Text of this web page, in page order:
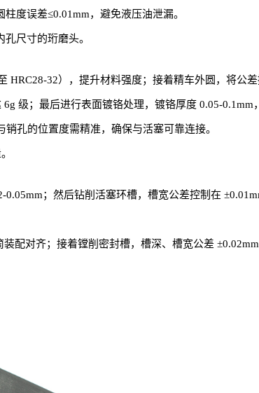
度误差≤0.01mm，避免液压油泄漏。
尺寸的珩磨头。
HRC28-32），提升材料强度；接着精车外圆，将公
级；最后进行表面镀铬处理，镀铬厚度 0.05-0.1mm
孔的位置度需精准，确保与活塞可靠连接。
；然后钻削活塞环槽，槽宽公差控制在
配对齐；接着镗削密封槽，槽深、槽宽公差